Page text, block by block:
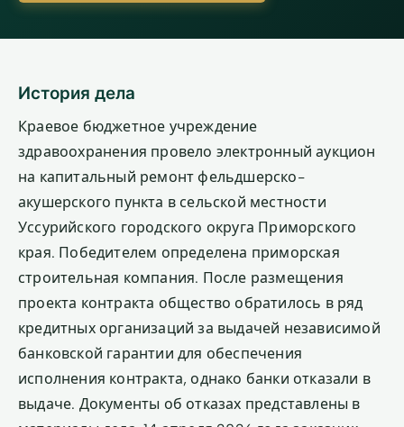
История дела
Краевое бюджетное учреждение
здравоохранения провело электронный аукцион
на капитальный ремонт фельдшерско-
акушерского пункта в сельской местности
Уссурийского городского округа Приморского
края. Победителем определена приморская
строительная компания. После размещения
проекта контракта общество обратилось в ряд
кредитных организаций за выдачей независимой
банковской гарантии для обеспечения
исполнения контракта, однако банки отказали в
выдаче. Документы об отказах представлены в